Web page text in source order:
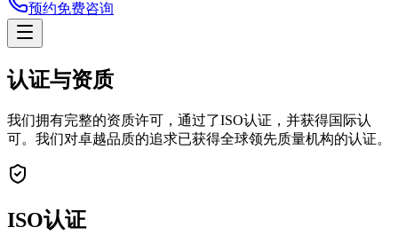
预约免费咨询
认证与资质
我们拥有完整的资质许可，通过了ISO认证，并获得国际认
可。我们对卓越品质的追求已获得全球领先质量机构的认证。
ISO认证